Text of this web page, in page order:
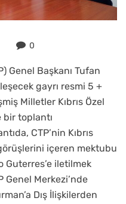
0
Genel Başkanı Tufan
gayrı resmi 5 +
Milletler Kıbrıs Özel
bir toplantı
CTP’nin Kıbrıs
içeren mektubu
Guterres’e iletilmek
Genel Merkezi’nde
Dış İlişkilerden